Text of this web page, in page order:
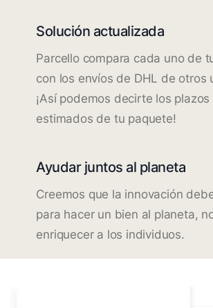
Solución actualizada
Parcello compara cada uno de
con los envíos de DHL de otros
¡Así podemos decirte los
estimados de tu paquete!
Ayudar juntos al planeta
Creemos que la innovación
para hacer un bien al planeta,
enriquecer a los individuos.